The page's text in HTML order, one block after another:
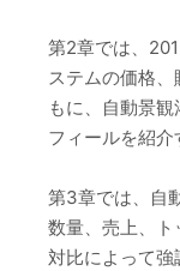
第2章では、
ステムの価格
もに、自動景
フィールを紹介
第3章では、自
数量、売上、
対比によって強